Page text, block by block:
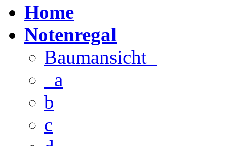
Home
Notenregal
Baumansicht
a
b
c